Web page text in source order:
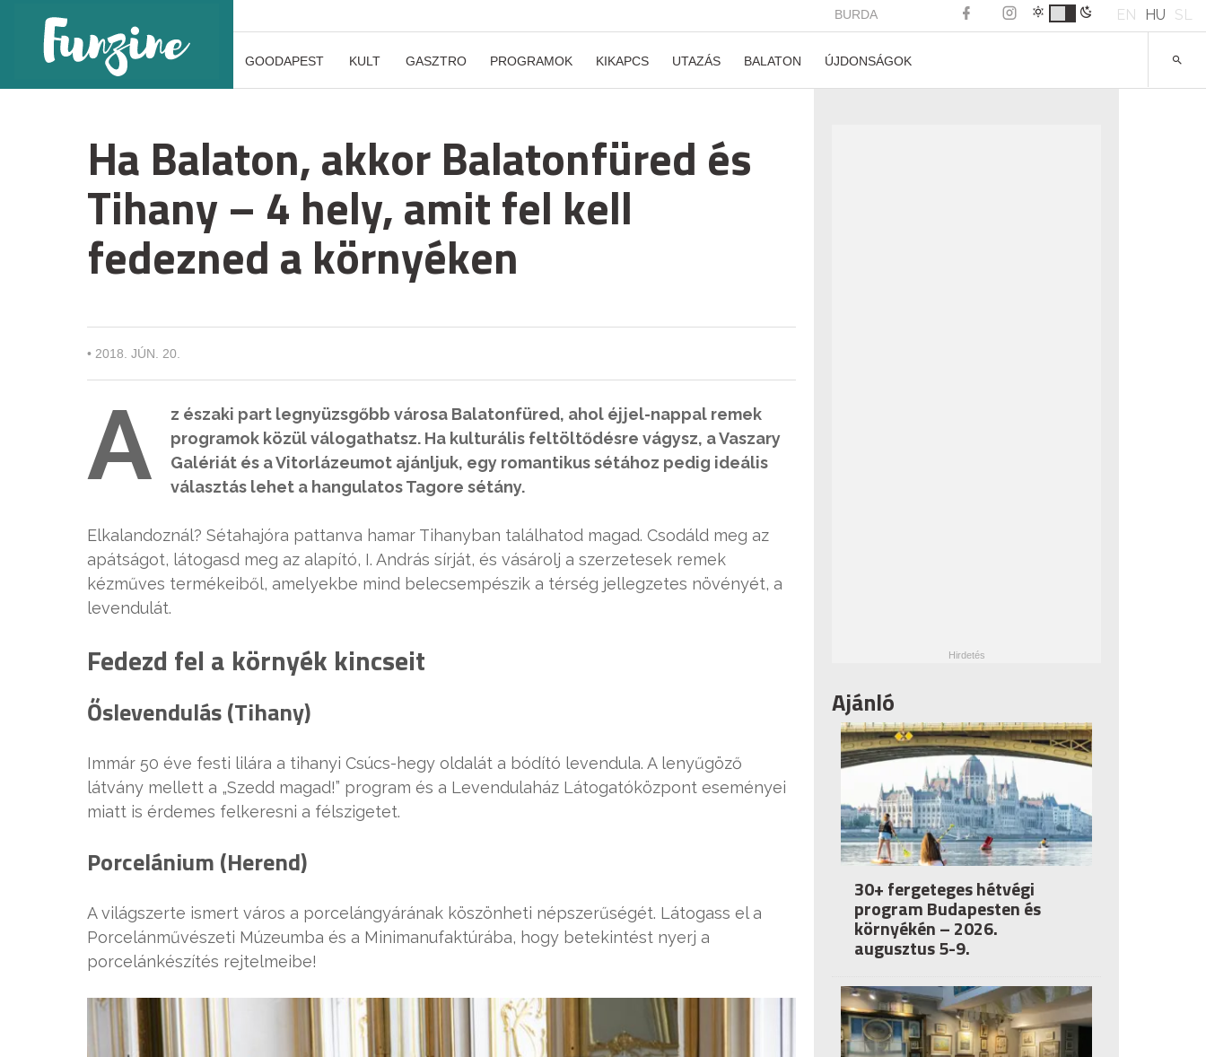
BURDA EN HU SL
GOODAPEST KULT GASZTRO PROGRAMOK KIKAPCS UTAZÁS BALATON ÚJDONSÁGOK
Ha Balaton, akkor Balatonfüred és
Tihany – 4 hely, amit fel kell
fedezned a környéken
• 2018. JÚN. 20.
A
z északi part legnyüzsgőbb városa Balatonfüred, ahol éjjel-nappal remek
programok közül válogathatsz. Ha kulturális feltöltődésre vágysz, a Vaszary
Galériát és a Vitorlázeumot ajánljuk, egy romantikus sétához pedig ideális
választás lehet a hangulatos Tagore sétány.
Elkalandoznál? Sétahajóra pattanva hamar Tihanyban találhatod magad. Csodáld meg az
apátságot, látogasd meg az alapító, I. András sírját, és vásárolj a szerzetesek remek
kézműves termékeiből, amelyekbe mind belecsempészik a térség jellegzetes növényét, a
levendulát.
Fedezd fel a környék kincseit
Őslevendulás (Tihany)
Immár 50 éve festi lilára a tihanyi Csúcs-hegy oldalát a bódító levendula. A lenyűgöző
látvány mellett a „Szedd magad!” program és a Levendulaház Látogatóközpont eseményei
miatt is érdemes felkeresni a félszigetet.
Porcelánium (Herend)
A világszerte ismert város a porcelángyárának köszönheti népszerűségét. Látogass el a
Porcelánművészeti Múzeumba és a Minimanufaktúrába, hogy betekintést nyerj a
porcelánkészítés rejtelmeibe!
Ajánló
30+ fergeteges hétvégi
program Budapesten és
környékén – 2026.
augusztus 5-9.